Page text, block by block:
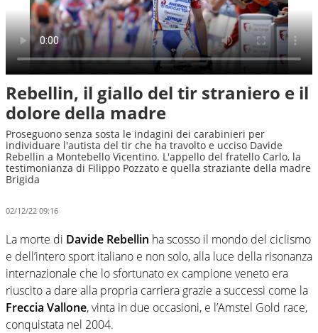
Rebellin, il giallo del tir straniero e il
dolore della madre
Proseguono senza sosta le indagini dei carabinieri per
individuare l'autista del tir che ha travolto e ucciso Davide
Rebellin a Montebello Vicentino. L'appello del fratello Carlo, la
testimonianza di Filippo Pozzato e quella straziante della madre
Brigida
02/12/22 09:16
La morte di Davide Rebellin ha scosso il mondo del ciclismo
e dell’intero sport italiano e non solo, alla luce della risonanza
internazionale che lo sfortunato ex campione veneto era
riuscito a dare alla propria carriera grazie a successi come la
Freccia Vallone, vinta in due occasioni, e l’Amstel Gold race,
conquistata nel 2004.